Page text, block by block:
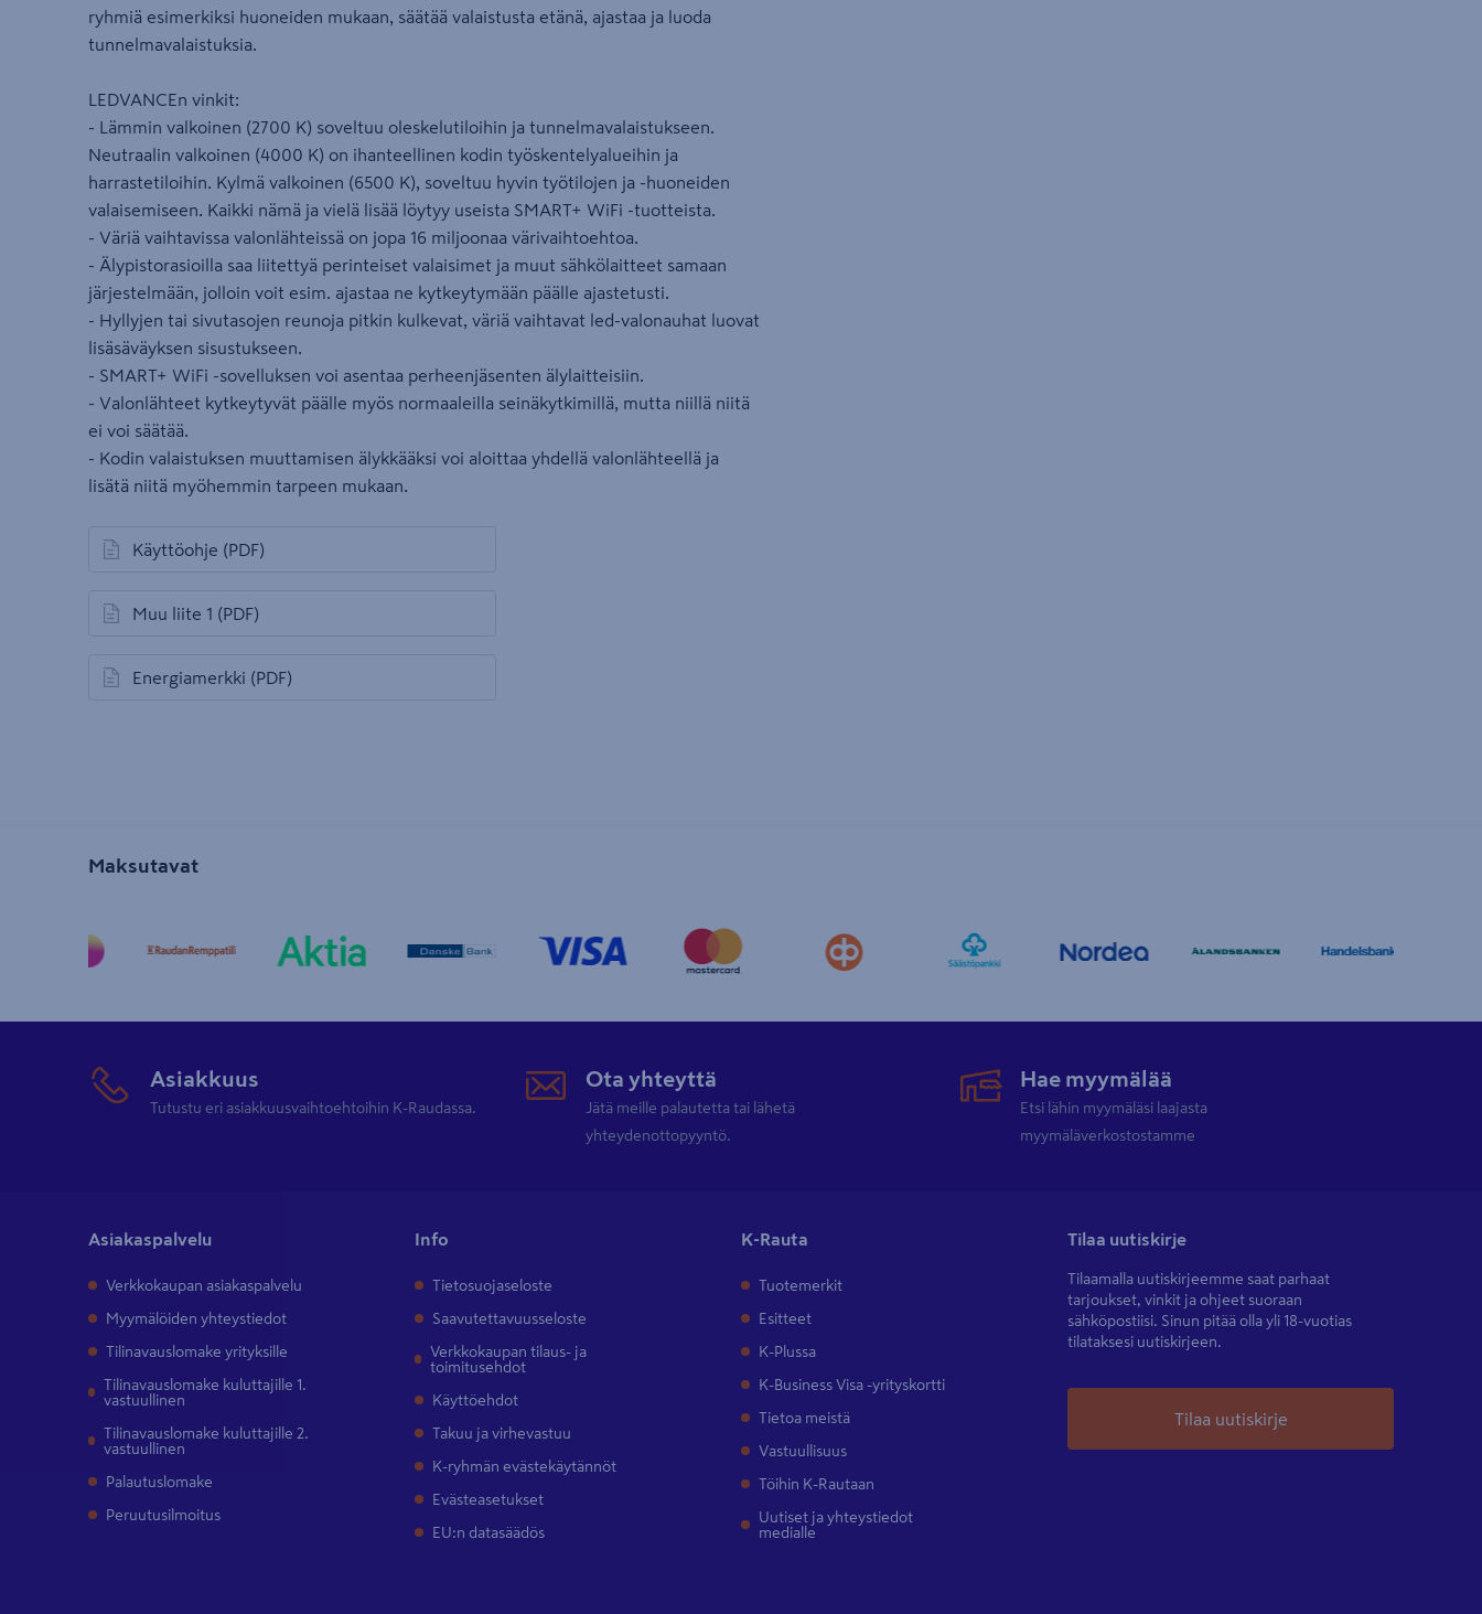
ryhmiä esimerkiksi huoneiden mukaan, säätää valaistusta etänä, ajastaa ja luoda
tunnelmavalaistuksia.
LEDVANCEn vinkit:
- Lämmin valkoinen (2700 K) soveltuu oleskelutiloihin ja tunnelmavalaistukseen.
Neutraalin valkoinen (4000 K) on ihanteellinen kodin työskentelyalueihin ja
harrastetiloihin. Kylmä valkoinen (6500 K), soveltuu hyvin työtilojen ja -huoneiden
valaisemiseen. Kaikki nämä ja vielä lisää löytyy useista SMART+ WiFi -tuotteista.
- Väriä vaihtavissa valonlähteissä on jopa 16 miljoonaa värivaihtoehtoa.
- Älypistorasioilla saa liitettyä perinteiset valaisimet ja muut sähkölaitteet samaan
järjestelmään, jolloin voit esim. ajastaa ne kytkeytymään päälle ajastetusti.
- Hyllyjen tai sivutasojen reunoja pitkin kulkevat, väriä vaihtavat led-valonauhat luovat
lisäsäväyksen sisustukseen.
- SMART+ WiFi -sovelluksen voi asentaa perheenjäsenten älylaitteisiin.
- Valonlähteet kytkeytyvät päälle myös normaaleilla seinäkytkimillä, mutta niillä niitä
ei voi säätää.
- Kodin valaistuksen muuttamisen älykkääksi voi aloittaa yhdellä valonlähteellä ja
lisätä niitä myöhemmin tarpeen mukaan.
Käyttöohje (PDF)
avautuu uuteen välilehteen
Muu liite 1 (PDF)
avautuu uuteen välilehteen
Energiamerkki (PDF)
avautuu uuteen välilehteen
Maksutavat
Asiakkuus
Tutustu eri asiakkuusvaihtoehtoihin K-Raudassa.
Ota yhteyttä
Jätä meille palautetta tai lähetä
yhteydenottopyyntö.
Hae myymälää
Etsi lähin myymäläsi laajasta
myymäläverkostostamme
Asiakaspalvelu
Verkkokaupan asiakaspalvelu
Myymälöiden yhteystiedot
Tilinavauslomake yrityksille
Tilinavauslomake kuluttajille 1.
vastuullinen
Tilinavauslomake kuluttajille 2.
vastuullinen
Palautuslomake
Peruutusilmoitus
Info
Tietosuojaseloste
Saavutettavuusseloste
Verkkokaupan tilaus- ja
toimitusehdot
Käyttöehdot
Takuu ja virhevastuu
K-ryhmän evästekäytännöt
Evästeasetukset
EU:n datasäädös
K-Rauta
Tuotemerkit
Esitteet
K-Plussa
K-Business Visa -yrityskortti
Tietoa meistä
Vastuullisuus
Töihin K-Rautaan
Uutiset ja yhteystiedot
medialle
Tilaa uutiskirje
Tilaamalla uutiskirjeemme saat parhaat
tarjoukset, vinkit ja ohjeet suoraan
sähköpostiisi. Sinun pitää olla yli 18-vuotias
tilataksesi uutiskirjeen.
Tilaa uutiskirje